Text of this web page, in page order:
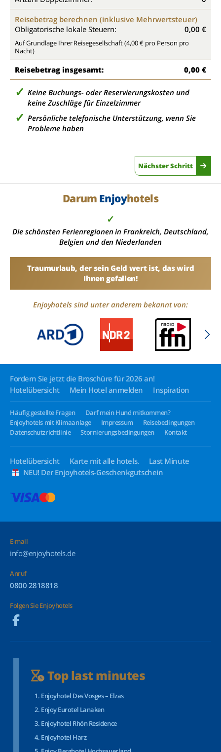
Reisebetrag berechnen (inklusive Mehrwertsteuer)
Obligatorische lokale Steuern:
0,00 €
Auf Grundlage Ihrer Reisegesellschaft (4,00 € pro Person pro
Nacht)
Reisebetrag insgesamt: 0,00 €
Keine Buchungs- oder Reservierungskosten und
keine Zuschläge für Einzelzimmer
Persönliche telefonische Unterstützung, wenn Sie
Probleme haben
Nächster Schritt
Darum Enjoyhotels
✓
Die schönsten Ferienregionen in Frankreich, Deutschland,
Belgien und den Niederlanden
Traumurlaub, der sein Geld wert ist, das wird
Ihnen gefallen!
Enjoyhotels sind unter anderem bekannt von:
Fordern Sie jetzt die Broschüre für 2026 an!
Hotelübersicht
Mein Hotel anmelden Inspiration
Häufig gestellte Fragen
Darf mein Hund mitkommen?
Enjoyhotels mit Klimaanlage
Impressum
Reisebedingungen
Datenschutzrichtlinie
Stornierungsbedingungen Kontakt
Hotelübersicht Karte mit alle hotels.
Last Minute
NEU! Der Enjoyhotels-Geschenkgutschein
E-mail
info@enjoyhotels.de
Anruf
0800 2818818
Folgen Sie Enjoyhotels
Top last minutes
Enjoyhotel Des Vosges – Elzas
Enjoy Eurotel Lanaken
Enjoyhotel Rhön Residence
Enjoyhotel Harz